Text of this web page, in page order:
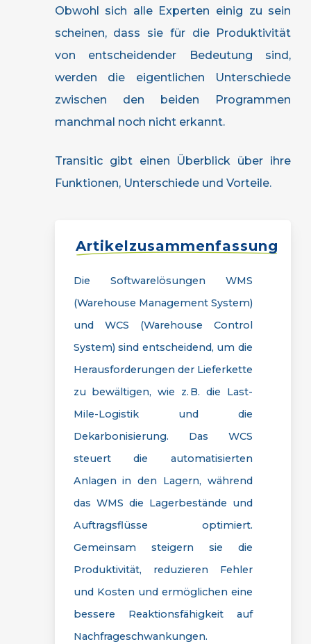
Obwohl sich alle Experten einig zu sein
scheinen, dass sie für die Produktivität
von entscheidender Bedeutung sind,
werden die eigentlichen Unterschiede
zwischen den beiden Programmen
manchmal noch nicht erkannt.
Transitic gibt einen Überblick über ihre
Funktionen, Unterschiede und Vorteile.
Artikelzusammenfassung
Die Softwarelösungen WMS
(Warehouse Management System)
und WCS (Warehouse Control
System) sind entscheidend, um die
Herausforderungen der Lieferkette
zu bewältigen, wie z. B. die Last-
Mile-Logistik und die
Dekarbonisierung. Das WCS
steuert die automatisierten
Anlagen in den Lagern, während
das WMS die Lagerbestände und
Auftragsflüsse optimiert.
Gemeinsam steigern sie die
Produktivität, reduzieren Fehler
und Kosten und ermöglichen eine
bessere Reaktionsfähigkeit auf
Nachfrageschwankungen.